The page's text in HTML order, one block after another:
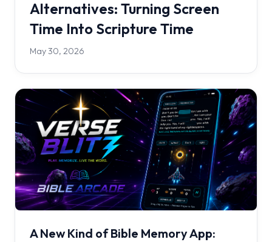
Alternatives: Turning Screen
Time Into Scripture Time
May 30, 2026
A New Kind of Bible Memory App: